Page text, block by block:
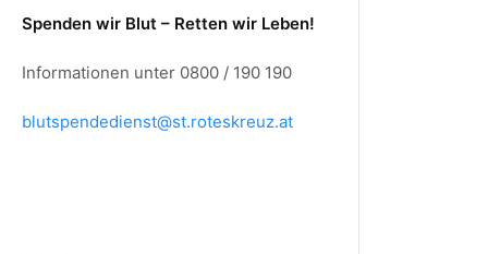
Spenden wir Blut – Retten wir Leben!
Informationen unter 0800 / 190 190
blutspendedienst@st.roteskreuz.at